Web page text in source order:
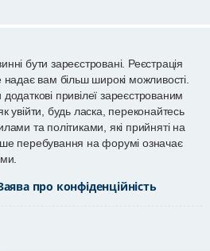
бути зареєстровані. Реєстрація
надає вам більш широкі можливості.
привілеї зареєстрованим
увійти, будь ласка, переконайтесь
та політиками, які прийняті на
перебування на форумі означає
про конфіденційність